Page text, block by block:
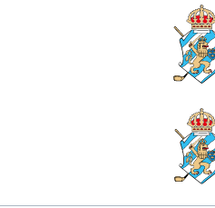
Dags för